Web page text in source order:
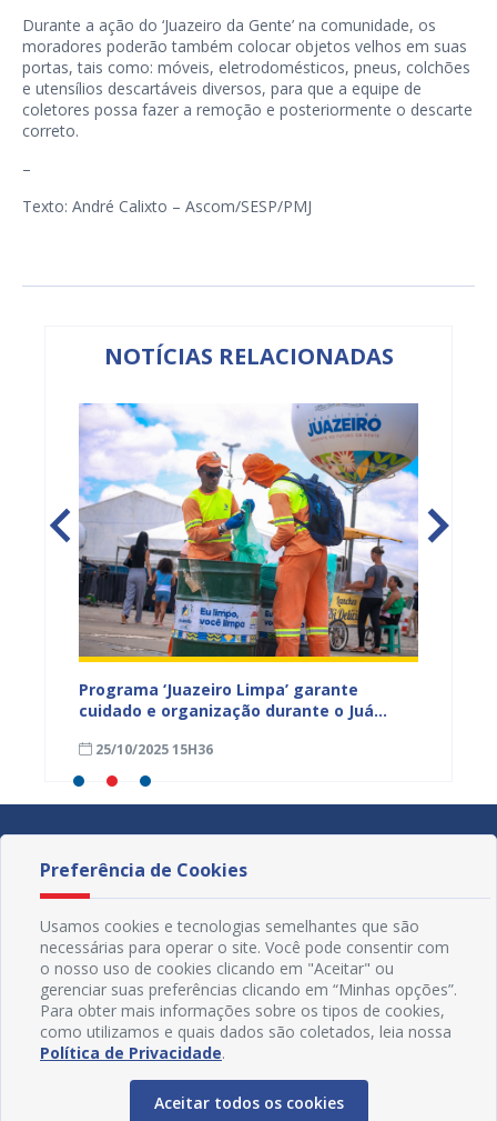
Durante a ação do ‘Juazeiro da Gente’ na comunidade, os
moradores poderão também colocar objetos velhos em suas
portas, tais como: móveis, eletrodomésticos, pneus, colchões
e utensílios descartáveis diversos, para que a equipe de
coletores possa fazer a remoção e posteriormente o descarte
correto.
–
Texto: André Calixto – Ascom/SESP/PMJ
NOTÍCIAS RELACIONADAS
Programa ‘Juazeiro Limpa’ garante
cuidado e organização durante o Juá
25/10/2025 15H36
Preferência de Cookies
Usamos cookies e tecnologias semelhantes que são
necessárias para operar o site. Você pode consentir com
o nosso uso de cookies clicando em "Aceitar" ou
gerenciar suas preferências clicando em “Minhas opções”.
Para obter mais informações sobre os tipos de cookies,
como utilizamos e quais dados são coletados, leia nossa
Política de Privacidade.
Aceitar todos os cookies